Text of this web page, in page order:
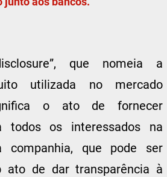
que nomeia a
utilizada no mercado
o ato de fornecer
todos os interessados na
companhia, que pode ser
ato de dar transparência à